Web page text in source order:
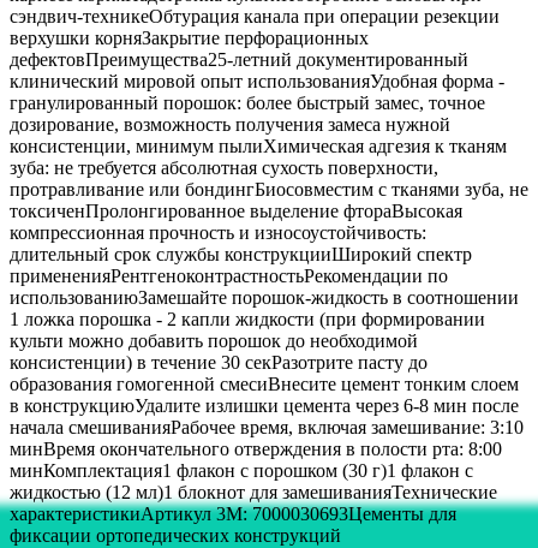
сэндвич-техникеОбтурация канала при операции резекции
верхушки корняЗакрытие перфорационных
дефектовПреимущества25-летний документированный
клинический мировой опыт использованияУдобная форма -
гранулированный порошок: более быстрый замес, точное
дозирование, возможность получения замеса нужной
консистенции, минимум пылиХимическая адгезия к тканям
зуба: не требуется абсолютная сухость поверхности,
протравливание или бондингБиосовместим с тканями зуба, не
токсиченПролонгированное выделение фтораВысокая
компрессионная прочность и износоустойчивость:
длительный срок службы конструкцииШирокий спектр
примененияРентгеноконтрастностьРекомендации по
использованиюЗамешайте порошок-жидкость в соотношении
1 ложка порошка - 2 капли жидкости (при формировании
культи можно добавить порошок до необходимой
консистенции) в течение 30 секРазотрите пасту до
образования гомогенной смесиВнесите цемент тонким слоем
в конструкциюУдалите излишки цемента через 6-8 мин после
начала смешиванияРабочее время, включая замешивание: 3:10
минВремя окончательного отверждения в полости рта: 8:00
минКомплектация1 флакон с порошком (30 г)1 флакон с
жидкостью (12 мл)1 блокнот для замешиванияТехнические
характеристикиАртикул 3M: 7000030693Цементы для
фиксации ортопедических конструкций